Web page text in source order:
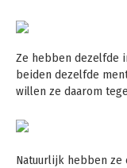
Ze hebben dezelfde
beiden dezelfde
willen ze daarom
Natuurlijk hebben ze